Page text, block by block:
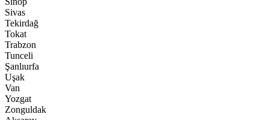
Sivas
Tekirdağ
Tokat
Trabzon
Tunceli
Şanlıurfa
Uşak
Van
Yozgat
Zonguldak